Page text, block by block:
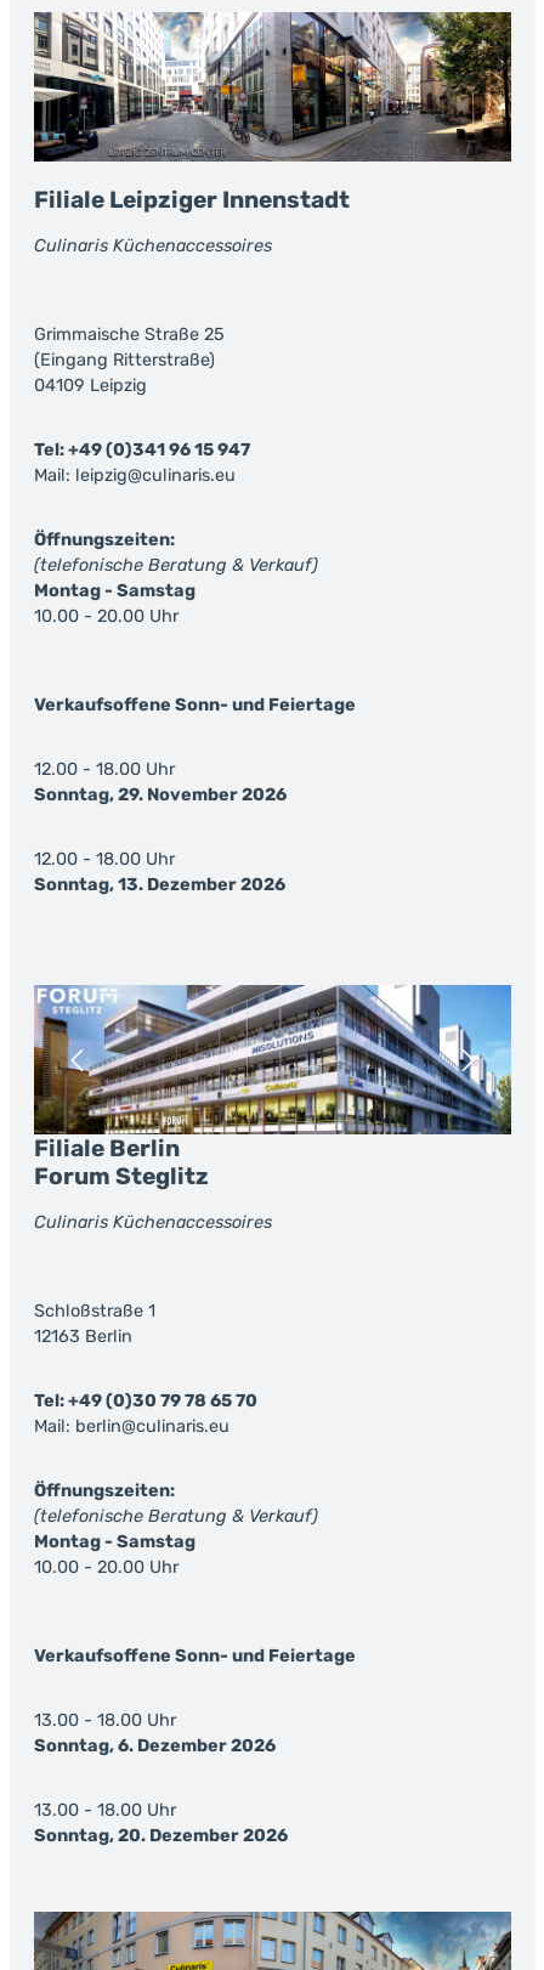
Filiale Leipziger Innenstadt
Culinaris Küchenaccessoires
Grimmaische Straße 25
(Eingang Ritterstraße)
04109 Leipzig
Tel: +49 (0)341 96 15 947
Mail: leipzig@culinaris.eu
Öffnungszeiten:
(telefonische Beratung & Verkauf)
Montag - Samstag
10.00 - 20.00 Uhr
Verkaufsoffene Sonn- und Feiertage
12.00 - 18.00 Uhr
Sonntag, 29. November 2026
12.00 - 18.00 Uhr
Sonntag, 13. Dezember 2026
Bildergalerie überspringen
Filiale Berlin
Forum Steglitz
Culinaris Küchenaccessoires
Schloßstraße 1
12163 Berlin
Tel: +49 (0)30 79 78 65 70
Mail: berlin@culinaris.eu
Öffnungszeiten:
(telefonische Beratung & Verkauf)
Montag - Samstag
10.00 - 20.00 Uhr
Verkaufsoffene Sonn- und Feiertage
13.00 - 18.00 Uhr
Sonntag, 6. Dezember 2026
13.00 - 18.00 Uhr
Sonntag, 20. Dezember 2026